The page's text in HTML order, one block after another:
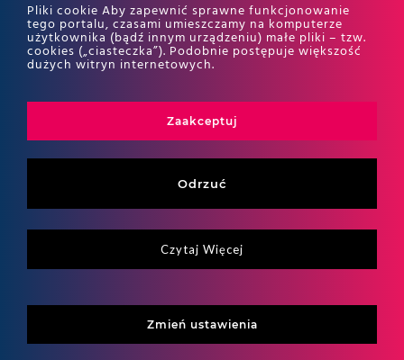
• 15 lat doświadczenia, 170 ekspertów, tysiące
zrealizowanych projektów i wyróżnienia w rankingach
ITR World Tax i ITR World TP.
Strategia, realizacja i wsparcie:
Pliki cookie Aby zapewnić sprawne funkcjonowanie
tego portalu, czasami umieszczamy na komputerze
użytkownika (bądź innym urządzeniu) małe pliki – tzw.
cookies („ciasteczka”). Podobnie postępuje większość
dużych witryn internetowych.
Zaakceptuj
Odrzuć
Czytaj Więcej
Zmień ustawienia